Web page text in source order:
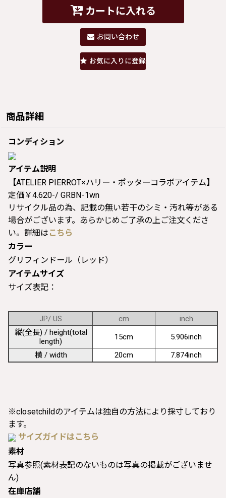
カートに入れる
お問い合わせ
お気に入りに登録
商品詳細
コンディション
アイテム説明
【ATELIER PIERROT×ハリー・ポッターコラボアイテム】
定価￥4.620-/ GRBN-1wn
リサイクル品の為、記載の無い若干のシミ・汚れ等がある
場合がございます。あらかじめご了承の上ご注文くださ
い。詳細は こちら
カラー
グリフィンドール（レッド）
アイテムサイズ
サイズ表記：
JP/ US cm
inch
縦(全長) / height(total
length)
15cm
5.906inch
横 / width
20cm 7.874inch
※closetchildのアイテムは独自の方法により採寸しており
ます。
サイズガイドはこちら
素材
写真参照(素材表記のないものは写真の掲載がございませ
ん)
在庫店舗